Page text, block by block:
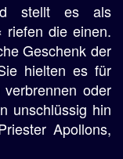
stellt es als
riefen die einen.
Geschenk der
hielten es für
oder
unschlüssig hin
Apollons,